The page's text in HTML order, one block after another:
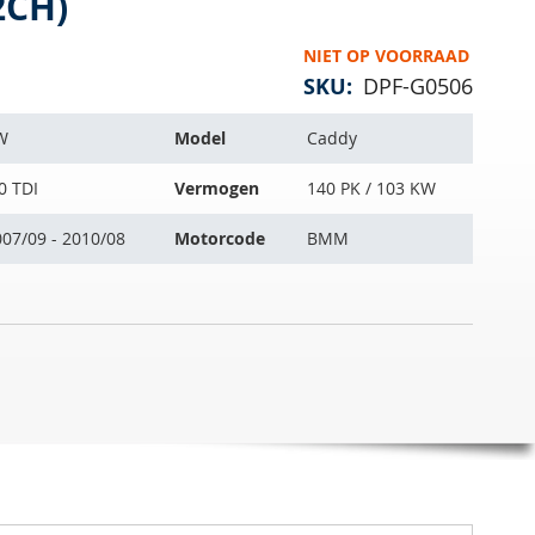
NIET OP VOORRAAD
SKU DPF-G0506
Model Caddy
TDI Vermogen 140 PK / 103 KW
09 - 2010/08 Motorcode BMM